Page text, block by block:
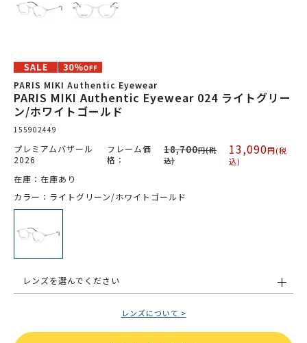
PARIS MIKI Authentic Eyewear
PARIS MIKI Authentic Eyewear 024 ライトグリー
ン/ホワイトゴールド
155902449
プレミアムバザール
2026
フレーム価
格：
18,700円(税
込)
13,090円(税
込)
在庫：在庫あり
カラー：ライトグリーン/ホワイトゴールド
レンズを選んでください
レンズについて >